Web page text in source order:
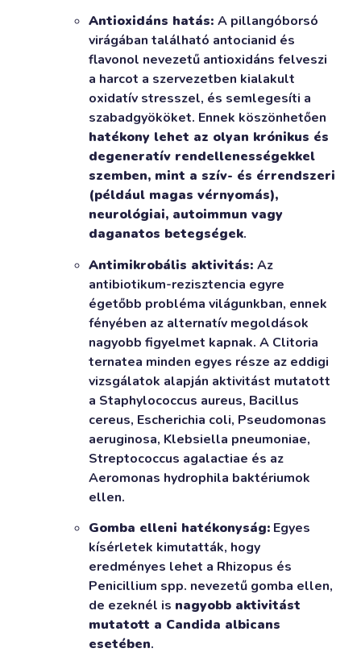
Antioxidáns hatás: A pillangóborsó
virágában található antocianid és
flavonol nevezetű antioxidáns felveszi
a harcot a szervezetben kialakult
oxidatív stresszel, és semlegesíti a
szabadgyököket. Ennek köszönhetően
hatékony lehet az olyan krónikus és
degeneratív rendellenességekkel
szemben, mint a szív- és érrendszeri
(például magas vérnyomás),
neurológiai, autoimmun vagy
daganatos betegségek.
Antimikrobális aktivitás: Az
antibiotikum-rezisztencia egyre
égetőbb probléma világunkban, ennek
fényében az alternatív megoldások
nagyobb figyelmet kapnak. A Clitoria
ternatea minden egyes része az eddigi
vizsgálatok alapján aktivitást mutatott
a Staphylococcus aureus, Bacillus
cereus, Escherichia coli, Pseudomonas
aeruginosa, Klebsiella pneumoniae,
Streptococcus agalactiae és az
Aeromonas hydrophila baktériumok
ellen.
Gomba elleni hatékonyság: Egyes
kísérletek kimutatták, hogy
eredményes lehet a Rhizopus és
Penicillium spp. nevezetű gomba ellen,
de ezeknél is nagyobb aktivitást
mutatott a Candida albicans
esetében.